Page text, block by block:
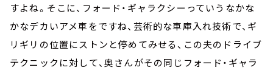
すよね。そこに、フォード・ギャラクシーっていうなかな
かなデカいアメ車をですね、芸術的な車庫入れ技術で、ギ
リギリの位置にストンと停めてみせる、この夫のドライブ
テクニックに対して、奥さんがその同じフォード・ギャラ